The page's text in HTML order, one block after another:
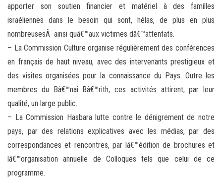
apporter son soutien financier et matériel à des familles
israéliennes dans le besoin qui sont, hélas, de plus en plus
nombreusesÂ ainsi quâ€™aux victimes dâ€™attentats.
– La Commission Culture organise régulièrement des conférences
en français de haut niveau, avec des intervenants prestigieux et
des visites organisées pour la connaissance du Pays. Outre les
membres du Bâ€™nai Bâ€™rith, ces activités attirent, par leur
qualité, un large public.
– La Commission Hasbara lutte contre le dénigrement de notre
pays, par des relations explicatives avec les médias, par des
correspondances et rencontres, par lâ€™édition de brochures et
lâ€™organisation annuelle de Colloques tels que celui de ce
programme.